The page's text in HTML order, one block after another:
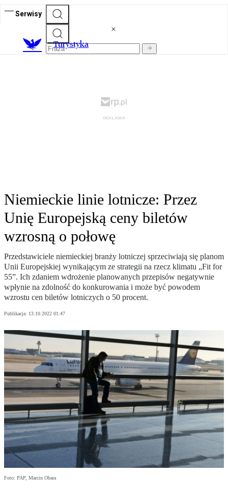
Serwisy
Turystyka
Niemieckie linie lotnicze: Przez
Unię Europejską ceny biletów
wzrosną o połowę
Przedstawiciele niemieckiej branży lotniczej sprzeciwiają się planom
Unii Europejskiej wynikającym ze strategii na rzecz klimatu „Fit for
55”. Ich zdaniem wdrożenie planowanych przepisów negatywnie
wpłynie na zdolność do konkurowania i może być powodem
wzrostu cen biletów lotniczych o 50 procent.
Publikacja: 13.10.2022 01:47
Foto: PAP, Marcin Obara